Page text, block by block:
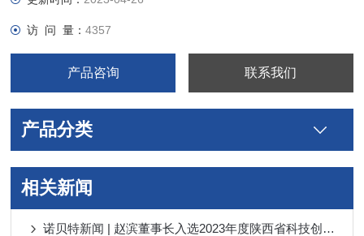
访 问 量：4357
产品咨询 联系我们
产品分类
相关新闻
诺贝特新闻 | 赵滨董事长入选2023年度陕西省科技创新创业人才、RTS20荣获2023年 “陕西工业精品”称号